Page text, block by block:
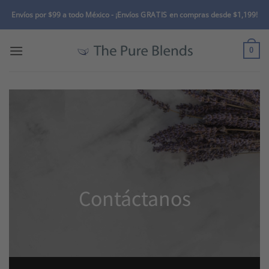
Envíos por $99 a todo México - ¡Envíos GRATIS en compras desde $1,199!
0
Contáctanos